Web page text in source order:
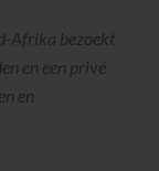
Afrika bezoekt
en een privé
en